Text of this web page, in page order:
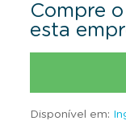
Compre
esta
Disponível em: